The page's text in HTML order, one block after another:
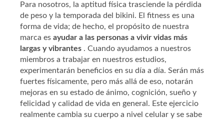
Para nosotros, la aptitud física trasciende la pérdida
de peso y la temporada del bikini. El fitness es una
forma de vida; de hecho, el propósito de nuestra
marca es ayudar a las personas a vivir vidas más
largas y vibrantes . Cuando ayudamos a nuestros
miembros a trabajar en nuestros estudios,
experimentarán beneficios en su día a día. Serán más
fuertes físicamente, pero más allá de eso, notarán
mejoras en su estado de ánimo, cognición, sueño y
felicidad y calidad de vida en general. Este ejercicio
realmente cambia su cuerpo a nivel celular y se sabe